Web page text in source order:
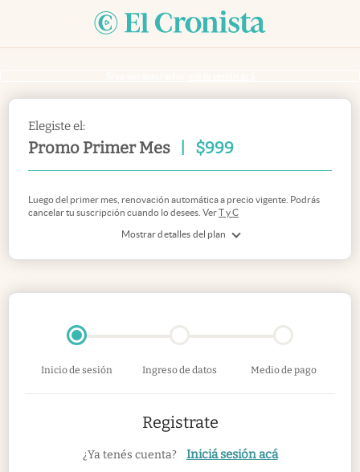
Elegiste el:
Promo Primer Mes $999
Mostrar detalles del plan
Luego del primer mes, renovación automática a precio vigente. Podrás
cancelar tu suscripción cuando lo desees. VerT y C
Inicio de sesión Ingreso de datos Medio de pago
Registrate
¿Ya tenés cuenta? Iniciá sesión acá